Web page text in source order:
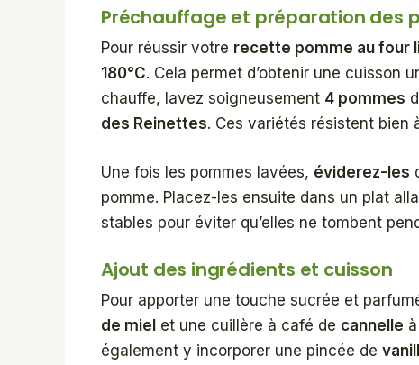
Préchauffage et préparation des
Pour réussir votre recette pomme au four
180°C. Cela permet d’obtenir une cuisson
chauffe, lavez soigneusement 4 pommes
des Reinettes. Ces variétés résistent bien
Une fois les pommes lavées, éviderez-les
pomme. Placez-les ensuite dans un plat
stables pour éviter qu’elles ne tombent
Ajout des ingrédients et cuisson
Pour apporter une touche sucrée et
de miel et une cuillère à café de cannelle
également y incorporer une pincée de